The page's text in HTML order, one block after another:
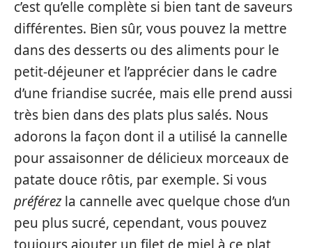
c’est qu’elle complète si bien tant de saveurs
différentes. Bien sûr, vous pouvez la mettre
dans des desserts ou des aliments pour le
petit-déjeuner et l’apprécier dans le cadre
d’une friandise sucrée, mais elle prend aussi
très bien dans des plats plus salés. Nous
adorons la façon dont il a utilisé la cannelle
pour assaisonner de délicieux morceaux de
patate douce rôtis, par exemple. Si vous
préférezla cannelle avec quelque chose d’un
peu plus sucré, cependant, vous pouvez